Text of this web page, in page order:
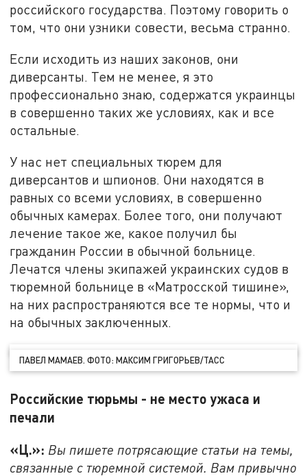
российского государства. Поэтому говорить о
том, что они узники совести, весьма странно.
Если исходить из наших законов, они
диверсанты. Тем не менее, я это
профессионально знаю, содержатся украинцы
в совершенно таких же условиях, как и все
остальные.
У нас нет специальных тюрем для
диверсантов и шпионов. Они находятся в
равных со всеми условиях, в совершенно
обычных камерах. Более того, они получают
лечение такое же, какое получил бы
гражданин России в обычной больнице.
Лечатся члены экипажей украинских судов в
тюремной больнице в «Матросской тишине»,
на них распространяются все те нормы, что и
на обычных заключенных.
ПАВЕЛ МАМАЕВ. ФОТО: МАКСИМ ГРИГОРЬЕВ/ТАСС
Российские тюрьмы - не место ужаса и
печали
«Ц.»: Вы пишете потрясающие статьи на темы,
связанные с тюремной системой. Вам привычно